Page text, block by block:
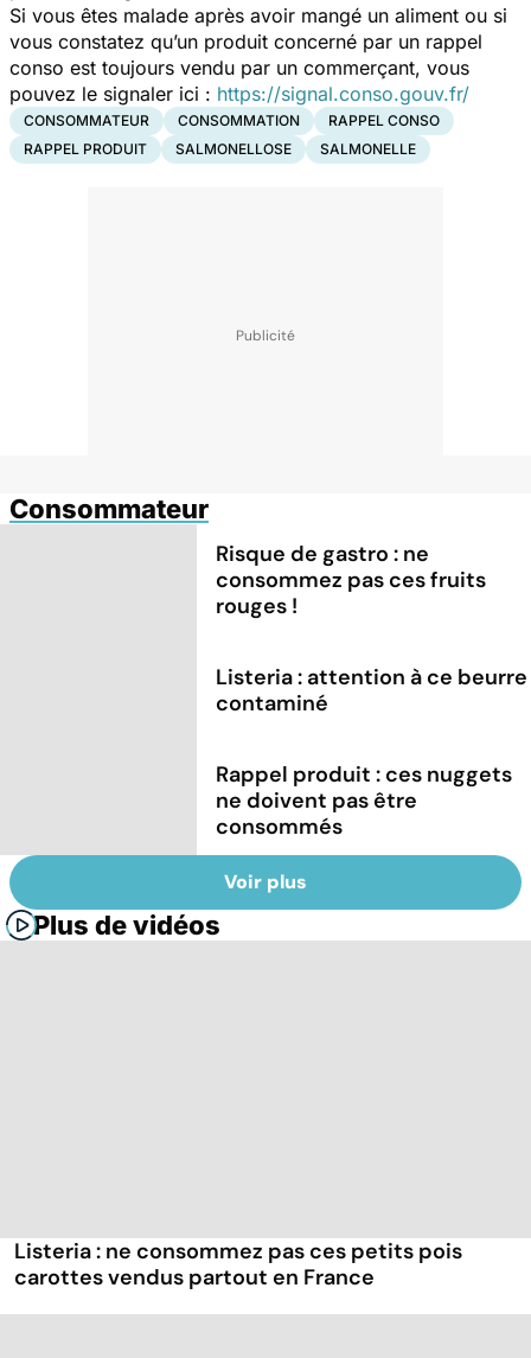
Si vous êtes malade après avoir mangé un aliment ou si
vous constatez qu’un produit concerné par un rappel
conso est toujours vendu par un commerçant, vous
pouvez le signaler ici : https://signal.conso.gouv.fr/
CONSOMMATEUR CONSOMMATION
RAPPEL CONSO
RAPPEL PRODUIT
SALMONELLOSE SALMONELLE
Consommateur
Risque de gastro : ne
consommez pas ces fruits
rouges !
Listeria : attention à ce beurre
contaminé
Rappel produit : ces nuggets
ne doivent pas être
consommés
Voir plus
Plus de vidéos
Listeria : ne consommez pas ces petits pois
carottes vendus partout en France